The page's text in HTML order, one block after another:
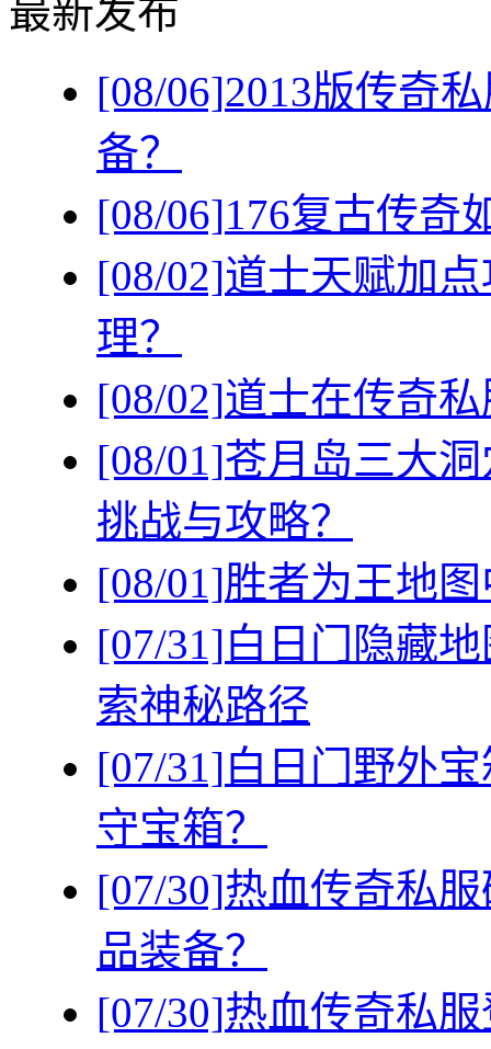
最新发布
[08/06]2013版传奇
备？
[08/06]176复古传奇
[08/02]道士天赋加
理？
[08/02]道士在传奇
[08/01]苍月岛三大
挑战与攻略？
[08/01]胜者为王地
[07/31]白日门隐藏
索神秘路径
[07/31]白日门野外
守宝箱？
[07/30]热血传奇私
品装备？
[07/30]热血传奇私